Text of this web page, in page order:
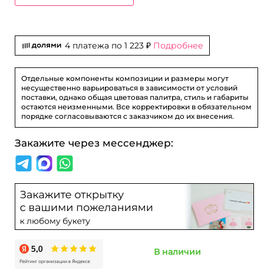
4 платежа по 1 223 ₽ Подробнее
Отдельные компоненты композиции и размеры могут
несущественно варьироваться в зависимости от условий
поставки, однако общая цветовая палитра, стиль и габариты
остаются неизменными. Все корректировки в обязательном
порядке согласовываются с заказчиком до их внесения.
Закажите через мессенджер:
В наличии